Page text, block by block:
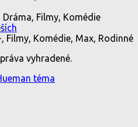
Dráma, Filmy, Komédie
Filmy, Komédie, Max, Rodinné
vyhradené.
téma